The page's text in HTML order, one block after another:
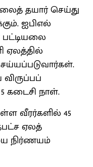
தயார் செய்து
ஐபிஎல்
ஏலத்தில்
கடைசி நாள்.
வீரர்களில் 45
ஏலத்
நிர்ணயம்